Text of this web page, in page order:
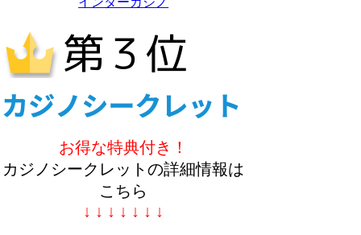
お得な特典付き！
カジノシークレットの詳細情報は
こちら
↓ ↓ ↓ ↓ ↓ ↓ ↓